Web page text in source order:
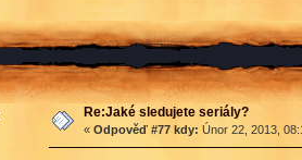
Re:Jaké sledujete seriály?
« Odpověď #77 kdy: Únor 22, 2013,